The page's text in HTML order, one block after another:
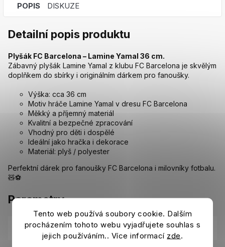
Tento web používá soubory cookie. Dalším
procházením tohoto webu vyjadřujete souhlas s
jejich používáním.. Více informací zde.
POPIS DISKUZE
Detailní popis produktu
Plyšák FC Barcelona – Lamine Yamal 36 cm.
Zábavný plyšák Lamine Yamal z klubu FC Barcelona je skvělým
doplňkem do sbírky i originálním dárkem pro fanoušky.
Výška: cca 36 cm
Motiv hráče Lamine Yamal v dresu FC Barcelona
Měkký a příjemný materiál
Kvalitní a bezpečné zpracování
Vhodný pro děti i dospělé
Ideální jako hračka i dekorace
Materiál: plyš / polyester
Perfektní dárek pro fanoušky FC Barcelona i milovníky fotbalu.
🧸⚽
Parametry
Kategorie: Ostatní suvenýry FC Barcelona